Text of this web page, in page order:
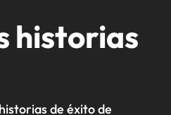
historias
de éxito de